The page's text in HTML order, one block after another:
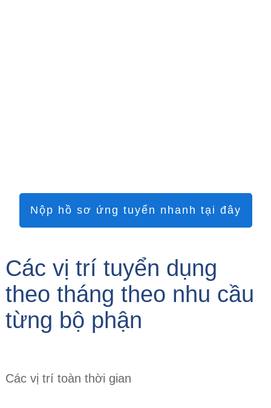
Nộp hồ sơ ứng tuyển nhanh tại đây
Các vị trí tuyển dụng
theo tháng theo nhu cầu
từng bộ phận
Các vị trí toàn thời gian